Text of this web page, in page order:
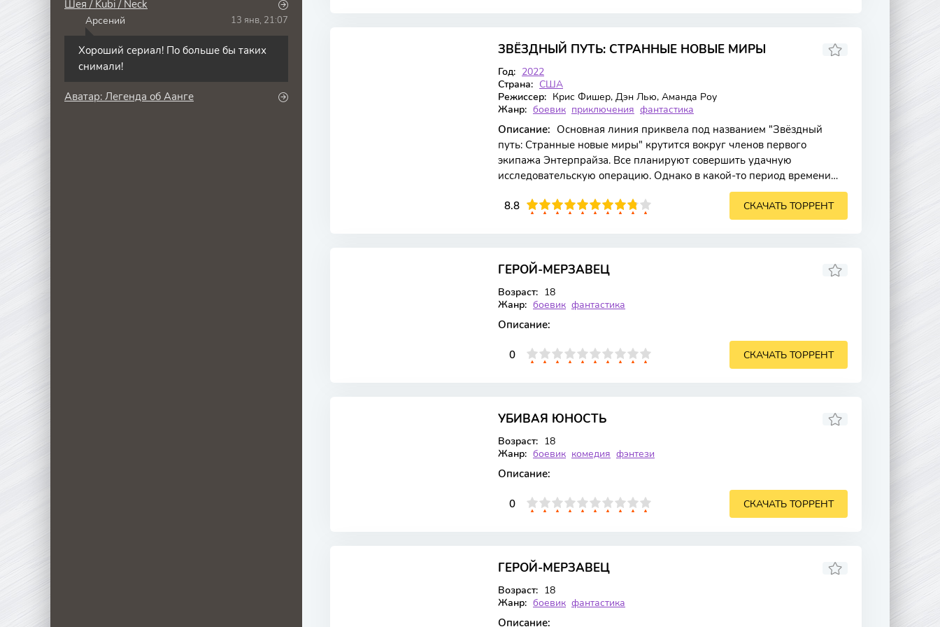
ЗВЁЗДНЫЙ ПУТЬ: СТРАННЫЕ НОВЫЕ МИРЫ
Год: 2022
Страна: США
Режиссер: Крис Фишер, Дэн Лью, Аманда Роу
Жанр: боевик приключения фантастика
Описание: Основная линия приквела под названием "Звёздный
путь: Странные новые миры" крутится вокруг членов первого
экипажа Энтерпрайза. Все планируют совершить удачную
исследовательскую операцию. Однако в какой-то период времени
8.8
5 6 7 8 9 10 СКАЧАТЬ ТОРРЕНТ
ГЕРОЙ-МЕРЗАВЕЦ
Возраст: 18
Жанр: боевик фантастика
Описание:
0
5 7 8 9 10 СКАЧАТЬ ТОРРЕНТ
УБИВАЯ ЮНОСТЬ
Возраст: 18
Жанр: боевик комедия фэнтези
Описание:
0
5 7 8 9 10 СКАЧАТЬ ТОРРЕНТ
ГЕРОЙ-МЕРЗАВЕЦ
Возраст: 18
Жанр: боевик фантастика
Описание:
Шея / Kubi / Neck
Арсений 13 янв, 21:07
Хороший сериал! По больше бы таких
снимали!
Аватар: Легенда об Аанге